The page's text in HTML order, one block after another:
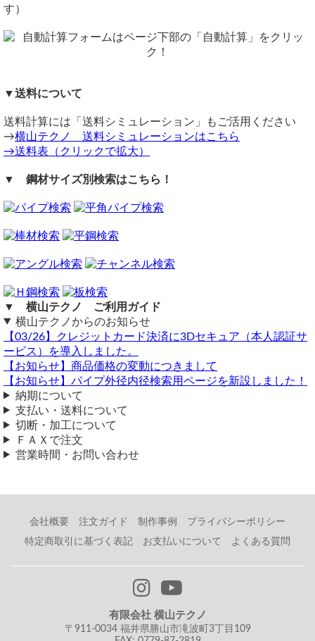
購入材料価格は希望切断寸法重量による価格となります。
注意事項
在庫不足の場合は取り寄せとなるため納期に＋数日を要しま
工業用鋼材となりますので、材料の移動・切断・加工・配送
い。
商品の返品・交換はお受けできません。
購入方法
試算結果を確認後、買い物カートに追加して注文フォームへ
とお進みください。
ご注文メール返信にて送料・振込先等をご連絡いたします。
自動計算フォームでの試算ができない場合や複雑な加工を伴
う品の場合は、メールフォーム（見積依頼・注文依頼）より
お問い合わせください。
(mm/kg)で割り算すると購入重量となります。
同サイズまとめ買いで多数同時注文割引適用！
⇒ 塩化ビニール管(ＶＵ) 排水用管 定寸販売
⇒ 塩化ビニール菅(ＶＥ) 電設管用塩ビ管 切り売り
⇒ 塩化ビニール菅(ＶＰ) 給水用管 切り売り
⇒ 塩化ビニール管(HIVP) 給水用管 切り売り
納期と金額お願いいたします。
在庫状況：在庫不足につき要取り寄せ
納期目安：注文確定後（入金確認後）、5～7営業日以内に発送予定
《 見積内容 》
塩化ビニール管(ＶＵ)丸パイプ 排水用管（薄肉） VU管
数量：1 30,860円
---------------------------------------
小計：30,860円
加工範囲および見積
長さ ６６mm はカット可能でしょうか？
可能である場合、１個の送料はいくらでしょうか？
ご回答のほどよろしくお願いいたします。
400Aを長さ66mmで切断したことがないのですが、切断スタッフに
確認したところおそらく切断は可能との回答でした。
ただ外径が大きい品の短カットは切断面が斜めになる可能性がある
のと、
切断寸法誤差も＋２～３mmほどになるとのことでした。
上記のような切断でもよろしければ、以下の内容にて
ご検討いただけたらと存じます。
420 x 12.5 (VU400A) 長さ66mm
---------------------------------------
梱包・送料（1,200円）ゆうパック100s
【合計金額：5,710円】税込 総重量：1.522kg
横山テクノ（ 2024/08/29 ）
塩ビパイプVU100A×520mmに
巾40の縦スリット（切り欠き）を付けたいもですが、可能でしょう
す）
▼送料について
送料計算には「送料シミュレーション」もご活用ください
→横山テクノ 送料シミュレーションはこちら
→送料表（クリックで拡大）
▼ 鋼材サイズ別検索はこちら！
▼ 横山テクノ ご利用ガイド
横山テクノからのお知らせ
【03/26】クレジットカード決済に3Dセキュア（本人認証サ
ービス）を導入しました。
【お知らせ】商品価格の変動につきまして
【お知らせ】パイプ外径内径検索用ページを新設しました！
納期について
支払い・送料について
切断・加工について
ＦＡＸで注文
営業時間・お問い合わせ
会社概要 注文ガイド 制作事例
プライバシーポリシー
特定商取引に基づく表記
お支払いについて よくある質問
有限会社 横山テクノ
〒911-0034 福井県勝山市滝波町3丁目109